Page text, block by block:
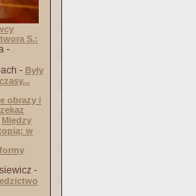
S.:
-
- Były
obrazy i
Między
w
-